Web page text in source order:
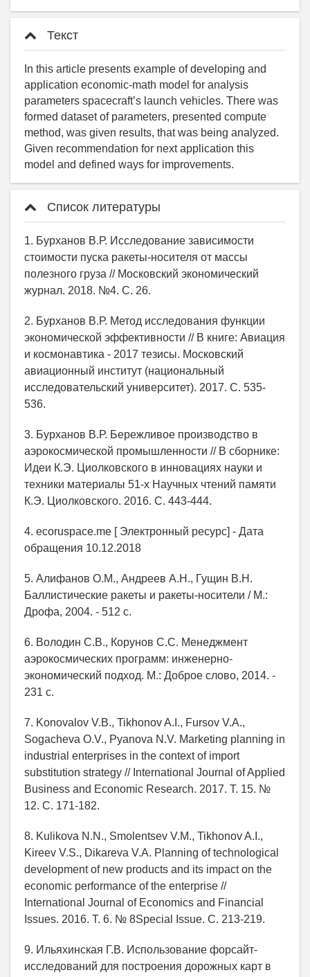
Текст
In this article presents example of developing and
application economic-math model for analysis
parameters spacecraft’s launch vehicles. There was
formed dataset of parameters, presented compute
method, was given results, that was being analyzed.
Given recommendation for next application this
model and defined ways for improvements.
Список литературы
1. Бурханов В.Р. Исследование зависимости
стоимости пуска ракеты-носителя от массы
полезного груза // Московский экономический
журнал. 2018. №4. С. 26.
2. Бурханов В.Р. Метод исследования функции
экономической эффективности // В книге: Авиация
и космонавтика - 2017 тезисы. Московский
авиационный институт (национальный
исследовательский университет). 2017. С. 535-
536.
3. Бурханов В.Р. Бережливое производство в
аэрокосмической промышленности // В сборнике:
Идеи К.Э. Циолковского в инновациях науки и
техники материалы 51-х Научных чтений памяти
К.Э. Циолковского. 2016. С. 443-444.
4. ecoruspace.me [ Электронный ресурс] - Дата
обращения 10.12.2018
5. Алифанов О.М., Андреев А.Н., Гущин В.Н.
Баллистические ракеты и ракеты-носители / М.:
Дрофа, 2004. - 512 с.
6. Володин С.В., Корунов С.С. Менеджмент
аэрокосмических программ: инженерно-
экономический подход. М.: Доброе слово, 2014. -
231 с.
7. Konovalov V.B., Tikhonov A.I., Fursov V.A.,
Sogacheva O.V., Pyanova N.V. Marketing planning in
industrial enterprises in the context of import
substitution strategy // International Journal of Applied
Business and Economic Research. 2017. Т. 15. №
12. С. 171-182.
8. Kulikova N.N., Smolentsev V.M., Tikhonov A.I.,
Kireev V.S., Dikareva V.A. Planning of technological
development of new products and its impact on the
economic performance of the enterprise //
International Journal of Economics and Financial
Issues. 2016. Т. 6. № 8Special Issue. С. 213-219.
9. Ильяхинская Г.В. Использование форсайт-
исследований для построения дорожных карт в